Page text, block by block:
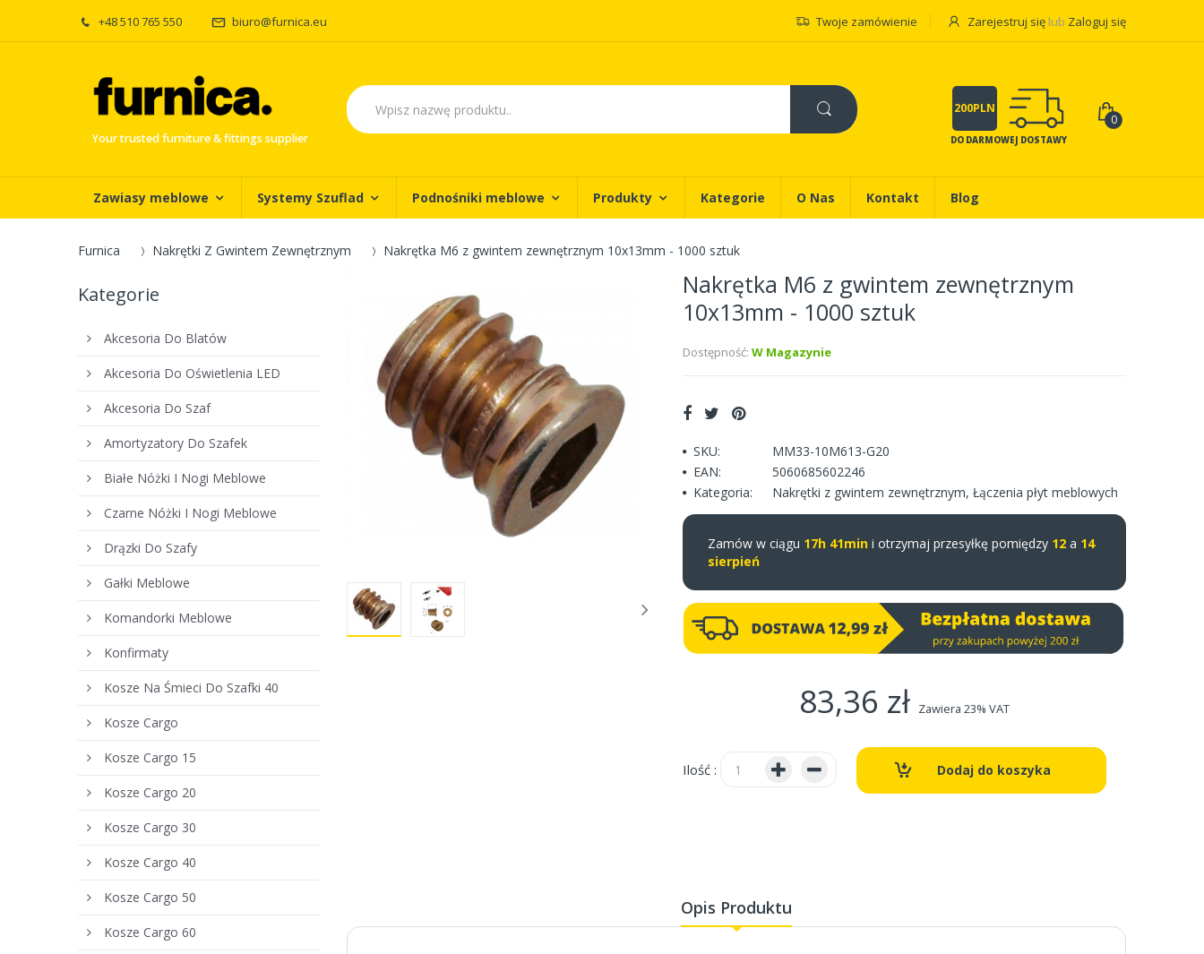
+48 510 765 550 biuro@furnica.eu Twoje zamówienie Zarejestruj się lub Zaloguj się
Your trusted furniture & fittings supplier
200PLN
DO DARMOWEJ DOSTAWY
0
Zawiasy meblowe Systemy Szuflad Podnośniki meblowe Produkty Kategorie O Nas Kontakt Blog
Furnica Nakrętki Z Gwintem Zewnętrznym Nakrętka M6 z gwintem zewnętrznym 10x13mm - 1000 sztuk
Nakrętka M6 z gwintem zewnętrznym
10x13mm - 1000 sztuk
Dostępność: W Magazynie
SKU:
MM33-10M613-G20
EAN:
5060685602246
Kategoria:
Nakrętki z gwintem zewnętrznym, Łączenia płyt meblowych
Zamów w ciągu 17h 41min i otrzymaj przesyłkę pomiędzy 12 a 14
sierpień
83,36 zł Zawiera 23% VAT
Ilość : Dodaj do koszyka
Opis Produktu
Kategorie
Akcesoria Do Blatów
Akcesoria Do Oświetlenia LED
Akcesoria Do Szaf
Amortyzatory Do Szafek
Białe Nóżki I Nogi Meblowe
Czarne Nóżki I Nogi Meblowe
Drązki Do Szafy
Gałki Meblowe
Komandorki Meblowe
Konfirmaty
Kosze Na Śmieci Do Szafki 40
Kosze Cargo
Kosze Cargo 15
Kosze Cargo 20
Kosze Cargo 30
Kosze Cargo 40
Kosze Cargo 50
Kosze Cargo 60